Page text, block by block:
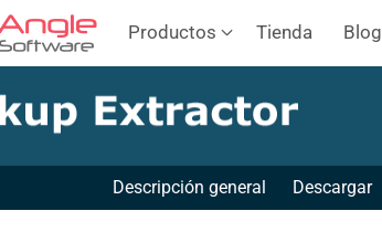
Productos Tienda Blog
Descripción general Descargar